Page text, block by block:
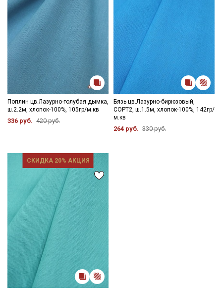
Поплин цв.Лазурно-голубая дымка,
ш.2.2м, хлопок-100%, 105гр/м.кв
336 руб. 420 руб.
Бязь цв.Лазурно-бирюзовый,
СОРТ2, ш.1.5м, хлопок-100%, 142гр/
м.кв
264 руб. 330 руб.
СКИДКА 20% АКЦИЯ